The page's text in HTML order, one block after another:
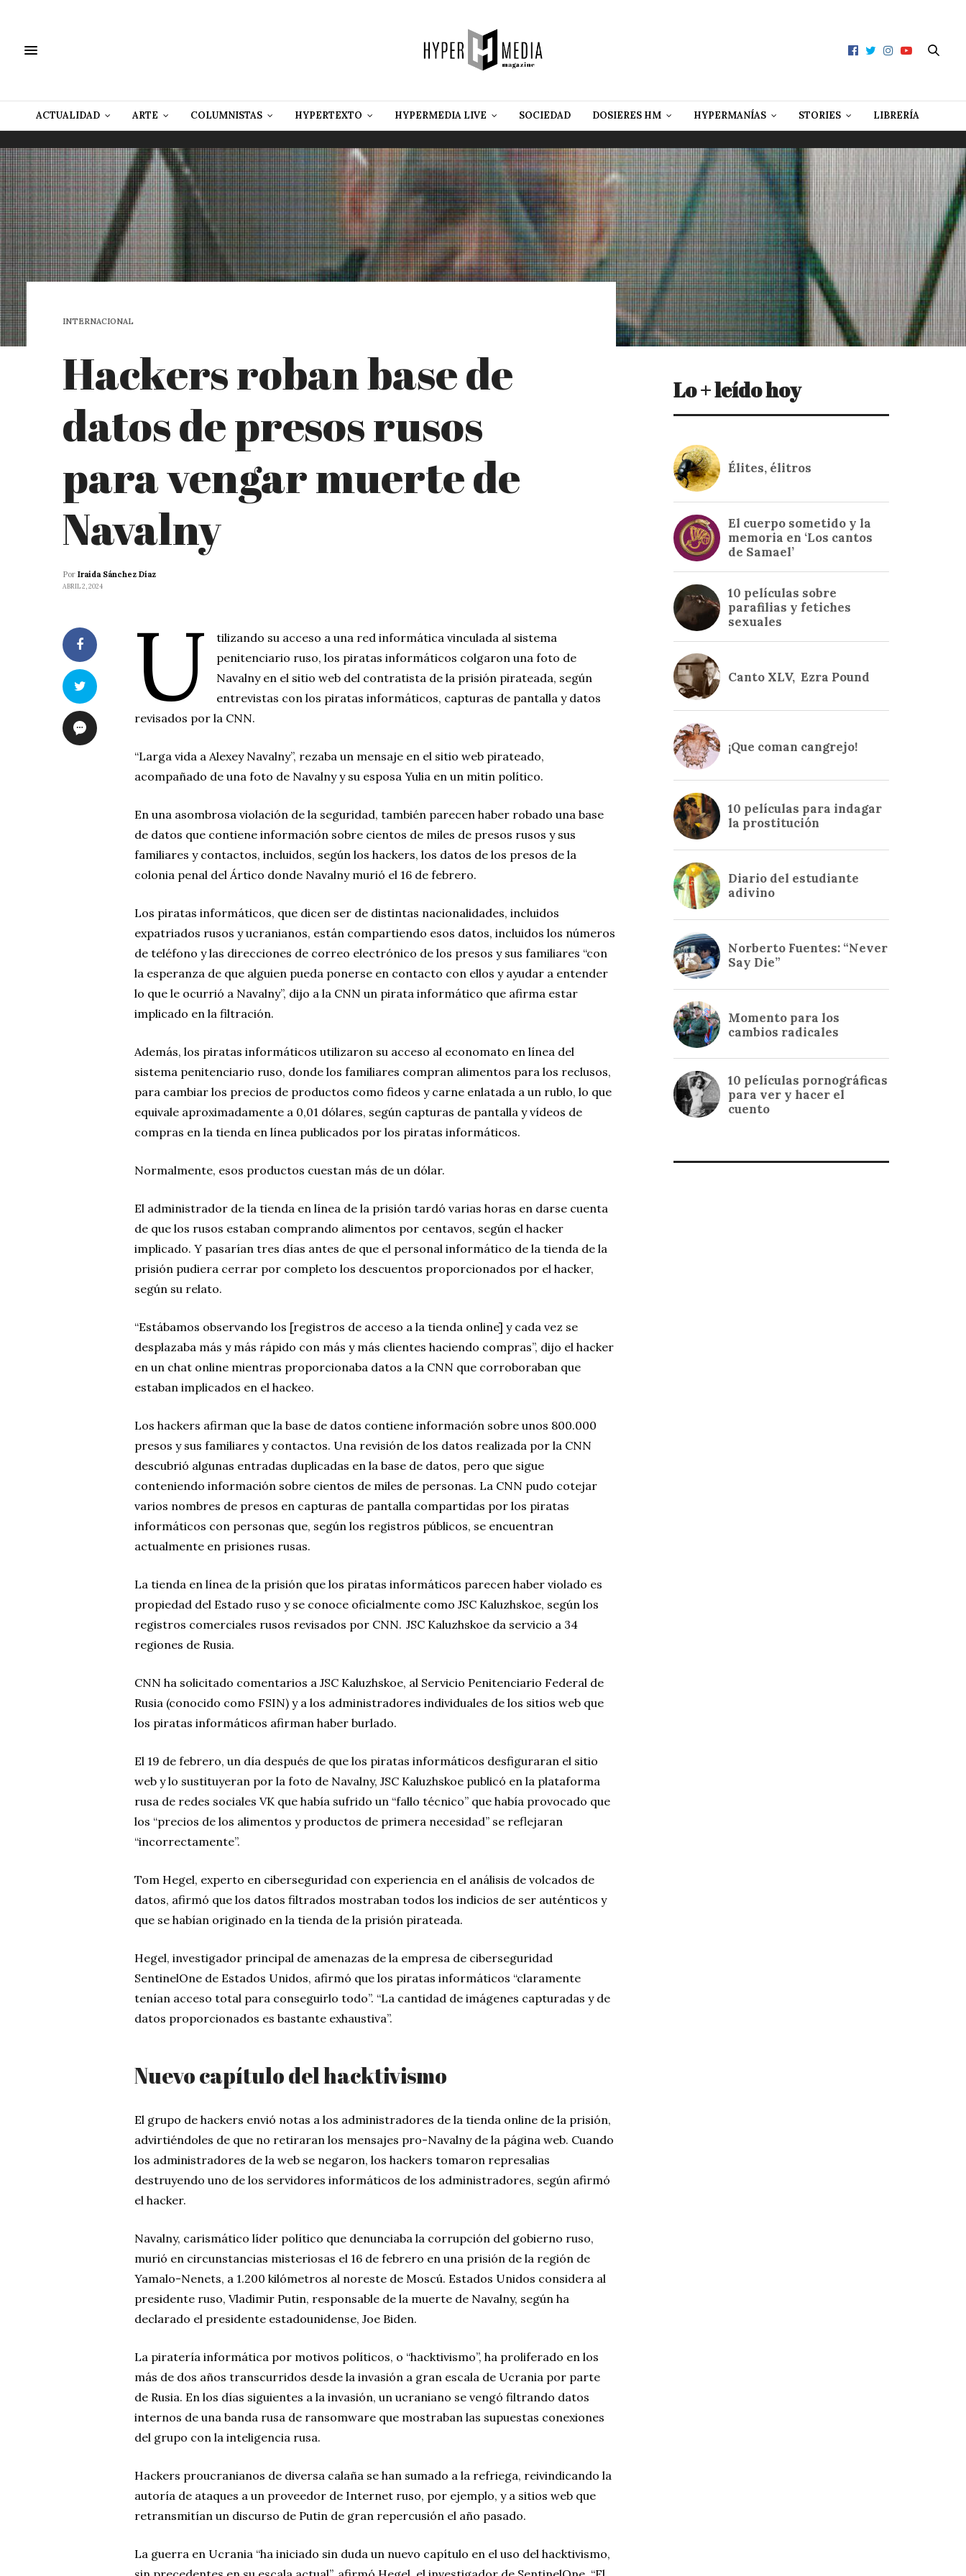
ACTUALIDAD ARTE COLUMNISTAS HYPERTEXTO HYPERMEDIA LIVE SOCIEDAD DOSIERES HM HYPERMANÍAS STORIES LIBRERÍA
INTERNACIONAL
Hackers roban base de
datos de presos rusos
para vengar muerte de
Navalny
Por Iraida Sánchez Díaz
ABRIL 2, 2024
U
tilizando su acceso a una red informática vinculada al sistema
penitenciario ruso, los piratas informáticos colgaron una foto de
Navalny en el sitio web del contratista de la prisión pirateada, según
entrevistas con los piratas informáticos, capturas de pantalla y datos
revisados por la CNN.
“Larga vida a Alexey Navalny”, rezaba un mensaje en el sitio web pirateado,
acompañado de una foto de Navalny y su esposa Yulia en un mitin político.
En una asombrosa violación de la seguridad, también parecen haber robado una base
de datos que contiene información sobre cientos de miles de presos rusos y sus
familiares y contactos, incluidos, según los hackers, los datos de los presos de la
colonia penal del Ártico donde Navalny murió el 16 de febrero.
Los piratas informáticos, que dicen ser de distintas nacionalidades, incluidos
expatriados rusos y ucranianos, están compartiendo esos datos, incluidos los números
de teléfono y las direcciones de correo electrónico de los presos y sus familiares “con
la esperanza de que alguien pueda ponerse en contacto con ellos y ayudar a entender
lo que le ocurrió a Navalny”, dijo a la CNN un pirata informático que afirma estar
implicado en la filtración.
Además, los piratas informáticos utilizaron su acceso al economato en línea del
sistema penitenciario ruso, donde los familiares compran alimentos para los reclusos,
para cambiar los precios de productos como fideos y carne enlatada a un rublo, lo que
equivale aproximadamente a 0,01 dólares, según capturas de pantalla y vídeos de
compras en la tienda en línea publicados por los piratas informáticos.
Normalmente, esos productos cuestan más de un dólar.
El administrador de la tienda en línea de la prisión tardó varias horas en darse cuenta
de que los rusos estaban comprando alimentos por centavos, según el hacker
implicado. Y pasarían tres días antes de que el personal informático de la tienda de la
prisión pudiera cerrar por completo los descuentos proporcionados por el hacker,
según su relato.
“Estábamos observando los [registros de acceso a la tienda online] y cada vez se
desplazaba más y más rápido con más y más clientes haciendo compras”, dijo el hacker
en un chat online mientras proporcionaba datos a la CNN que corroboraban que
estaban implicados en el hackeo.
Los hackers afirman que la base de datos contiene información sobre unos 800.000
presos y sus familiares y contactos. Una revisión de los datos realizada por la CNN
descubrió algunas entradas duplicadas en la base de datos, pero que sigue
conteniendo información sobre cientos de miles de personas. La CNN pudo cotejar
varios nombres de presos en capturas de pantalla compartidas por los piratas
informáticos con personas que, según los registros públicos, se encuentran
actualmente en prisiones rusas.
La tienda en línea de la prisión que los piratas informáticos parecen haber violado es
propiedad del Estado ruso y se conoce oficialmente como JSC Kaluzhskoe, según los
registros comerciales rusos revisados por CNN. JSC Kaluzhskoe da servicio a 34
regiones de Rusia.
CNN ha solicitado comentarios a JSC Kaluzhskoe, al Servicio Penitenciario Federal de
Rusia (conocido como FSIN) y a los administradores individuales de los sitios web que
los piratas informáticos afirman haber burlado.
El 19 de febrero, un día después de que los piratas informáticos desfiguraran el sitio
web y lo sustituyeran por la foto de Navalny, JSC Kaluzhskoe publicó en la plataforma
rusa de redes sociales VK que había sufrido un “fallo técnico” que había provocado que
los “precios de los alimentos y productos de primera necesidad” se reflejaran
“incorrectamente”.
Tom Hegel, experto en ciberseguridad con experiencia en el análisis de volcados de
datos, afirmó que los datos filtrados mostraban todos los indicios de ser auténticos y
que se habían originado en la tienda de la prisión pirateada.
Hegel, investigador principal de amenazas de la empresa de ciberseguridad
SentinelOne de Estados Unidos, afirmó que los piratas informáticos “claramente
tenían acceso total para conseguirlo todo”. “La cantidad de imágenes capturadas y de
datos proporcionados es bastante exhaustiva”.
Nuevo capítulo del hacktivismo
El grupo de hackers envió notas a los administradores de la tienda online de la prisión,
advirtiéndoles de que no retiraran los mensajes pro-Navalny de la página web. Cuando
los administradores de la web se negaron, los hackers tomaron represalias
destruyendo uno de los servidores informáticos de los administradores, según afirmó
el hacker.
Navalny, carismático líder político que denunciaba la corrupción del gobierno ruso,
murió en circunstancias misteriosas el 16 de febrero en una prisión de la región de
Yamalo-Nenets, a 1.200 kilómetros al noreste de Moscú. Estados Unidos considera al
presidente ruso, Vladimir Putin, responsable de la muerte de Navalny, según ha
declarado el presidente estadounidense, Joe Biden.
La piratería informática por motivos políticos, o “hacktivismo”, ha proliferado en los
más de dos años transcurridos desde la invasión a gran escala de Ucrania por parte
de Rusia. En los días siguientes a la invasión, un ucraniano se vengó filtrando datos
internos de una banda rusa de ransomware que mostraban las supuestas conexiones
del grupo con la inteligencia rusa.
Hackers proucranianos de diversa calaña se han sumado a la refriega, reivindicando la
autoría de ataques a un proveedor de Internet ruso, por ejemplo, y a sitios web que
retransmitían un discurso de Putin de gran repercusión el año pasado.
La guerra en Ucrania “ha iniciado sin duda un nuevo capítulo en el uso del hacktivismo,
Lo + leído hoy